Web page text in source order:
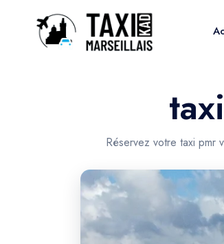
Réservez votre taxi pmr